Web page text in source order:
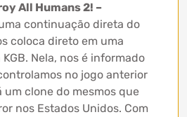
All Humans 2! –
continuação direta do
coloca direto em uma
Nela, nos é informado
no jogo anterior
um clone do mesmos que
nos Estados Unidos. Com